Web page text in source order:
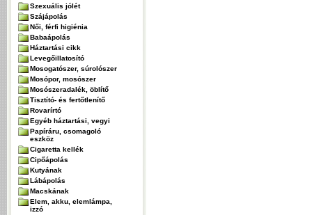
Szexuális jólét
Szájápolás
Női, férfi higiénia
Babaápolás
Háztartási cikk
Levegőillatosító
Mosogatószer, súrolószer
Mosópor, mosószer
Mosószeradalék, öblítő
Tisztító- és fertőtlenítő
Rovarírtó
Egyéb háztartási, vegyi
Papíráru, csomagoló
eszköz
Cigaretta kellék
Cipőápolás
Kutyának
Lábápolás
Macskának
Elem, akku, elemlámpa,
izzó